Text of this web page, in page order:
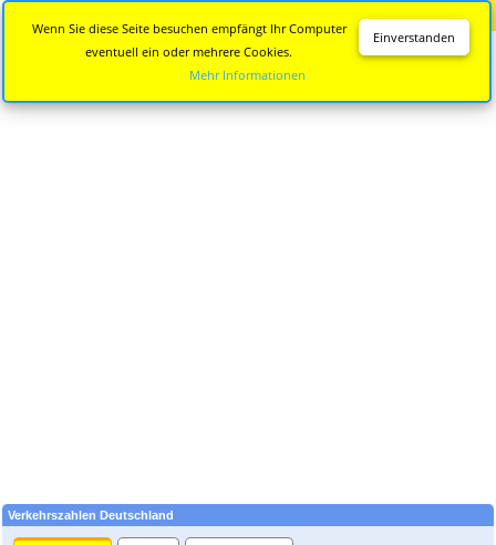
Verkehrszahlen Deutschland
Einverstanden
Wenn Sie diese Seite besuchen empfängt Ihr Computer
eventuell ein oder mehrere Cookies.
Mehr Informationen